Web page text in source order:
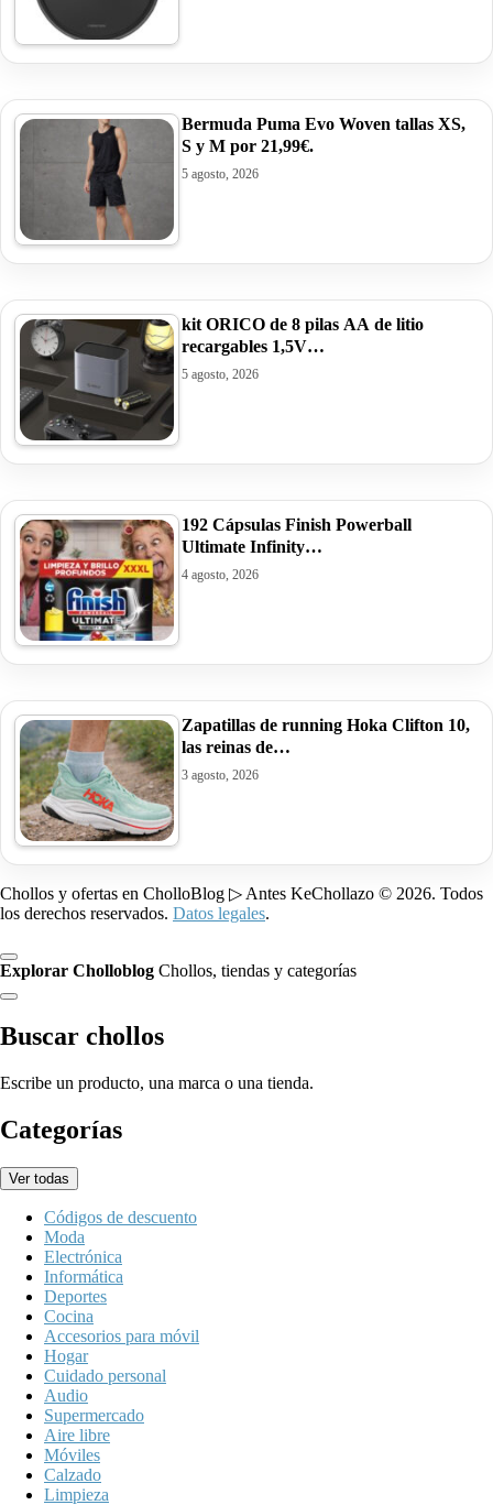
Bermuda Puma Evo Woven tallas XS,
S y M por 21,99€.
5 agosto, 2026
kit ORICO de 8 pilas AA de litio
recargables 1,5V…
5 agosto, 2026
192 Cápsulas Finish Powerball
Ultimate Infinity…
4 agosto, 2026
Zapatillas de running Hoka Clifton 10,
las reinas de…
3 agosto, 2026
Chollos y ofertas en CholloBlog ▷ Antes KeChollazo © 2026. Todos
los derechos reservados. Datos legales.
Explorar Cholloblog Chollos, tiendas y categorías
Buscar chollos
Escribe un producto, una marca o una tienda.
Categorías
Ver todas
Códigos de descuento
Moda
Electrónica
Informática
Deportes
Cocina
Accesorios para móvil
Hogar
Cuidado personal
Audio
Supermercado
Aire libre
Móviles
Calzado
Limpieza